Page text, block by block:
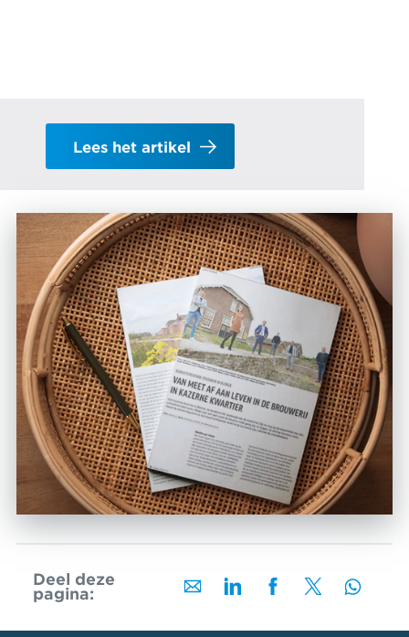
Lees het artikel
Deel deze
pagina: